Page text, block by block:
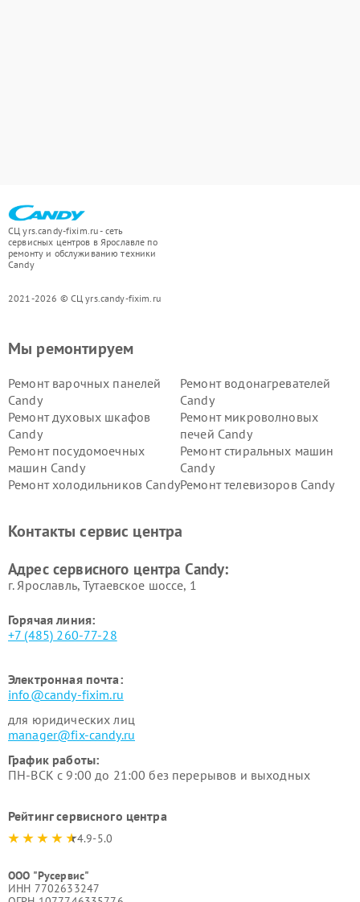
СЦ yrs.candy-fixim.ru - сеть
сервисных центров в Ярославле по
ремонту и обслуживанию техники
Candy
2021-2026 © СЦ yrs.candy-fixim.ru
Мы ремонтируем
Ремонт варочных панелей
Candy
Ремонт водонагревателей
Candy
Ремонт духовых шкафов
Candy
Ремонт микроволновых
печей Candy
Ремонт посудомоечных
машин Candy
Ремонт стиральных машин
Candy
Ремонт холодильников CandyРемонт телевизоров Candy
Контакты сервис центра
Адрес сервисного центра Candy:
г. Ярославль, Тутаевское шоссе, 1
Горячая линия:
+7 (485) 260-77-28
Электронная почта:
info@candy-fixim.ru
для юридических лиц
manager@fix-candy.ru
График работы:
ПН-ВСК с 9:00 до 21:00 без перерывов и выходных
Рейтинг сервисного центра
4.9-5.0
ООО "Русервис"
ИНН 7702633247